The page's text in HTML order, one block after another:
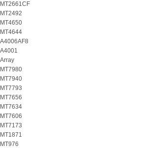
MT2661CF
MT2492
MT4650
MT4644
A4006AF8
A4001
Array
MT7980
MT7940
MT7793
MT7656
MT7634
MT7606
MT7173
MT1871
MT976